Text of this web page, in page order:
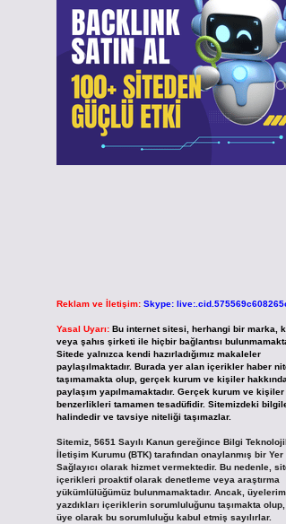
Reklam ve İletişim: Skype:
Yasal Uyarı: Bu internet sitesi, herhangi bir marka,
veya şahıs şirketi ile hiçbir bağlantısı
Sitede yalnızca kendi hazırladığımız makaleler
paylaşılmaktadır. Burada yer alan içerikler haber
taşımamakta olup, gerçek kurum ve kişiler
paylaşım yapılmamaktadır. Gerçek kurum ve
benzerlikleri tamamen tesadüfidir. Sitemizdeki
halindedir ve tavsiye niteliği taşımazlar.
Sitemiz, 5651 Sayılı Kanun gereğince Bilgi
İletişim Kurumu (BTK) tarafından onaylanmış bir Yer
Sağlayıcı olarak hizmet vermektedir. Bu nedenle,
içerikleri proaktif olarak denetleme veya araştırma
yükümlülüğümüz bulunmamaktadır. Ancak,
yazdıkları içeriklerin sorumluluğunu taşımakta
üye olarak bu sorumluluğu kabul etmiş sayılırlar.